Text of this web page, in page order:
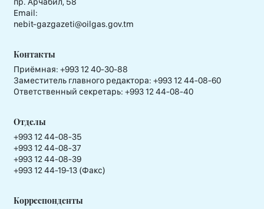
Email:
nebit-gazgazeti@oilgas.gov.tm
Контакты
Приёмная: +993 12 40-30-88
Заместитель главного редактора: +993 12 44-08-60
Ответственный секретарь: +993 12 44-08-40
Отделы
+993 12 44-08-35
+993 12 44-08-37
+993 12 44-08-39
+993 12 44-19-13 (Факс)
Корреспонденты